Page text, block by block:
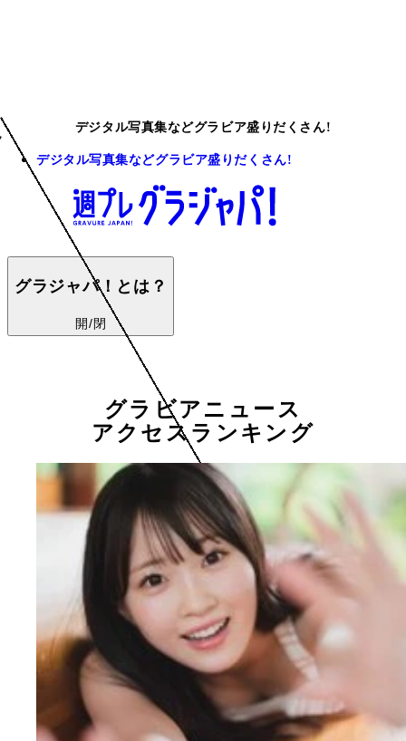
デジタル写真集などグラビア盛りだくさん!
デジタル写真集などグラビア盛りだくさん!
グラジャパ！とは？
開/閉
グラビアニュース
アクセスランキング